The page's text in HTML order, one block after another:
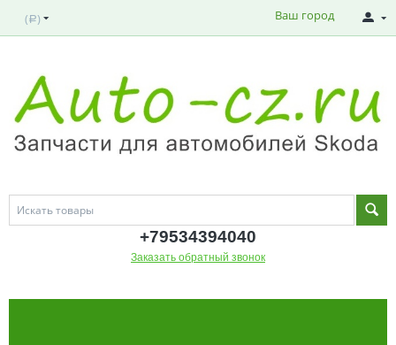
( Р ) Ваш город
+79534394040
Заказать обратный звонок